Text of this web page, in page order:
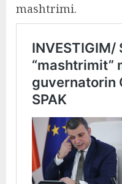
mashtrimi.